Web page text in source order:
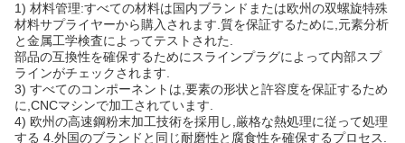
1) 材料管理:すべての材料は国内ブランドまたは欧州の双螺旋特殊
材料サプライヤーから購入されます.質を保証するために,元素分析
と金属工学検査によってテストされた.
部品の互換性を確保するためにスラインプラグによって内部スプ
ラインがチェックされます.
3) すべてのコンポーネントは,要素の形状と許容度を保証するため
に,CNCマシンで加工されています.
4) 欧州の高速鋼粉末加工技術を採用し,厳格な熱処理に従って処理
する 4.外国のブランドと同じ耐磨性と腐食性を確保するプロセス.